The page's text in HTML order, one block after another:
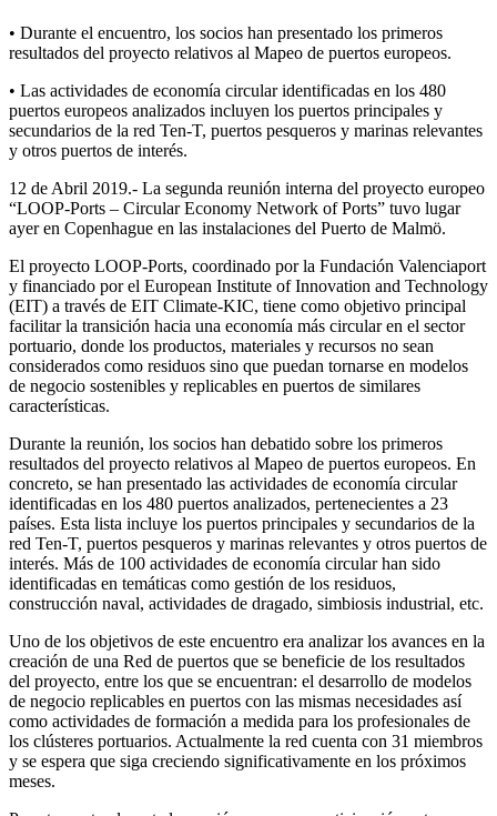
• Durante el encuentro, los socios han presentado los primeros
resultados del proyecto relativos al Mapeo de puertos europeos.
• Las actividades de economía circular identificadas en los 480
puertos europeos analizados incluyen los puertos principales y
secundarios de la red Ten-T, puertos pesqueros y marinas relevantes
y otros puertos de interés.
12 de Abril 2019.- La segunda reunión interna del proyecto europeo
“LOOP-Ports – Circular Economy Network of Ports” tuvo lugar
ayer en Copenhague en las instalaciones del Puerto de Malmö.
El proyecto LOOP-Ports, coordinado por la Fundación Valenciaport
y financiado por el European Institute of Innovation and Technology
(EIT) a través de EIT Climate-KIC, tiene como objetivo principal
facilitar la transición hacia una economía más circular en el sector
portuario, donde los productos, materiales y recursos no sean
considerados como residuos sino que puedan tornarse en modelos
de negocio sostenibles y replicables en puertos de similares
características.
Durante la reunión, los socios han debatido sobre los primeros
resultados del proyecto relativos al Mapeo de puertos europeos. En
concreto, se han presentado las actividades de economía circular
identificadas en los 480 puertos analizados, pertenecientes a 23
países. Esta lista incluye los puertos principales y secundarios de la
red Ten-T, puertos pesqueros y marinas relevantes y otros puertos de
interés. Más de 100 actividades de economía circular han sido
identificadas en temáticas como gestión de los residuos,
construcción naval, actividades de dragado, simbiosis industrial, etc.
Uno de los objetivos de este encuentro era analizar los avances en la
creación de una Red de puertos que se beneficie de los resultados
del proyecto, entre los que se encuentran: el desarrollo de modelos
de negocio replicables en puertos con las mismas necesidades así
como actividades de formación a medida para los profesionales de
los clústeres portuarios. Actualmente la red cuenta con 31 miembros
y se espera que siga creciendo significativamente en los próximos
meses.